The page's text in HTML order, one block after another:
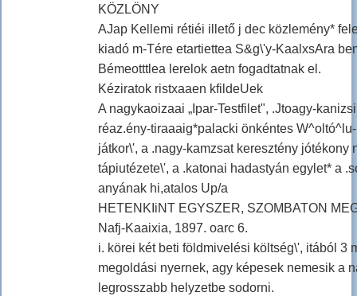
KÖZLÖNY
AJap Kellemi rétiéi illető j dec közlemény*
kiadó m-Tére etartiettea S&g\'y-KaalxsAra
Bémeotttlea lerelok aetn fogadtatnak el.
Kéziratok ristxaaen kfildeUek
A nagykaoizaai „Ipar-Testfilet", .Jtoagy-
réaz.ény-tiraaaig*palacki önkéntes
játkor\', a .nagy-kamzsat keresztény jótékony
tápiutézete\', a .katonai hadastyán egylet* a
anyának hi,atalos Up/a
HETENKIiNT EGYSZER, SZOMBATON
Nafj-Kaaixia, 1897. oarc 6.
i. körei két beti földmivelési költség\', itából 3
megoldási nyernek, agy képesek nemesik a
legrosszabb helyzetbe sodorni.